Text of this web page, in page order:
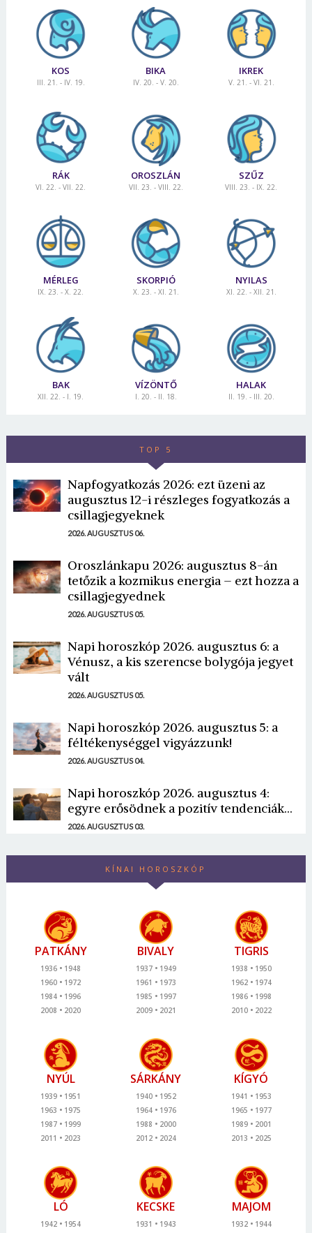
KOS
III. 21. - IV. 19.
BIKA
IV. 20. - V. 20.
IKREK
V. 21. - VI. 21.
RÁK
VI. 22. - VII. 22.
OROSZLÁN
VII. 23. - VIII. 22.
SZŰZ
VIII. 23. - IX. 22.
MÉRLEG
IX. 23. - X. 22.
SKORPIÓ
X. 23. - XI. 21.
NYILAS
XI. 22. - XII. 21.
BAK
XII. 22. - I. 19.
VÍZÖNTŐ
I. 20. - II. 18.
HALAK
II. 19. - III. 20.
TOP 5
Napfogyatkozás 2026: ezt üzeni az
augusztus 12-i részleges fogyatkozás a
csillagjegyeknek
2026. AUGUSZTUS 06.
Oroszlánkapu 2026: augusztus 8-án
tetőzik a kozmikus energia – ezt hozza a
csillagjegyednek
2026. AUGUSZTUS 05.
Napi horoszkóp 2026. augusztus 6: a
Vénusz, a kis szerencse bolygója jegyet
vált
2026. AUGUSZTUS 05.
Napi horoszkóp 2026. augusztus 5: a
féltékenységgel vigyázzunk!
2026. AUGUSZTUS 04.
Napi horoszkóp 2026. augusztus 4:
egyre erősödnek a pozitív tendenciák...
2026. AUGUSZTUS 03.
KÍNAI HOROSZKÓP
PATKÁNY
1936
1948
1960
1972
1984
1996
2008
2020
BIVALY
1937
1949
1961
1973
1985
1997
2009
2021
TIGRIS
1938
1950
1962
1974
1986
1998
2010
2022
NYÚL
1939
1951
1963
1975
1987
1999
2011
2023
SÁRKÁNY
1940
1952
1964
1976
1988
2000
2012
2024
KÍGYÓ
1941
1953
1965
1977
1989
2001
2013
2025
LÓ
1942 1954
KECSKE
1931 1943
MAJOM
1932 1944